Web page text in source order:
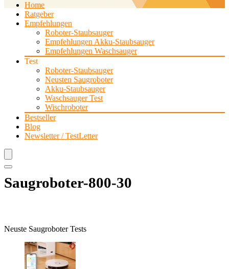
Home
Ratgeber
Empfehlungen
Roboter-Staubsauger
Empfehlungen Akku-Staubsauger
Empfehlungen Waschsauger
Test
Roboter-Staubsauger
Neusten Saugroboter
Akku-Staubsauger
Waschsauger Test
Wischroboter
Bestseller
Blog
Newsletter / TestLetter
Saugroboter-800-30
Neuste Saugroboter Tests